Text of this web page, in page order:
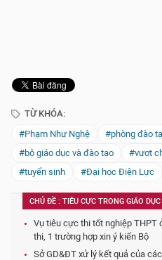
TỪ KHÓA:
#Phạm Như Nghệ
#phòng đào
#bộ giáo dục và đào tạo
#vượt
#tuyển sinh
#Đại học Điện Lực
CHỦ ĐỀ : TIÊU CỰC TRONG GIÁO
Vụ tiêu cực thi tốt nghiệp THPT
thi, 1 trường hợp xin ý kiến Bộ
Sở GD&ĐT xử lý kết quả của